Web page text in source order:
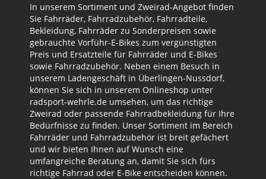
In unserem Sortiment und Zweirad-Angebot finden
Sie Fahrräder, Fahrradzubehör, Fahrradteile,
Bekleidung, Fahrräder zu Sonderpreisen sowie
gebrauchte Vorführ-E-Bikes zum vergünstigten
Preis und Ersatzteile für Fahrräder und E-Bikes
sowie Fahrradzubehör. Neben einem Besuch in
unserem Ladengeschäft in Überlingen-Nussdorf,
können Sie sich in unserem Onlineshop unter
radsport-wehrle.de umsehen, um das richtige
Zweirad oder passende Fahrradbekleidung für Ihre
Bedürfnisse zu finden. Unser Sortiment im Bereich
Fahrräder und Fahrradzubehör ist breit gefächert
und wir bieten Ihnen auf Wunsch eine
umfangreiche Beratung an, damit Sie sich fürs
richtige Fahrrad oder E-Bike entscheiden können.